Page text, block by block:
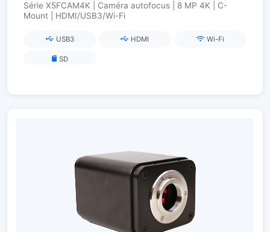
Série X5FCAM4K | Caméra autofocus | 8 MP 4K | C-
Mount | HDMI/USB3/Wi-Fi
USB3 HDMI Wi-Fi
SD